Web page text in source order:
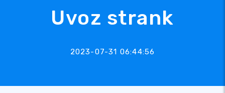
Uvoz strank
2023-07-31 06:44:56